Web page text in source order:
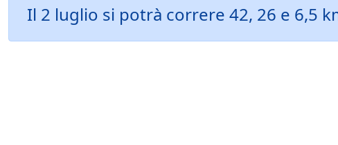
Il 2 luglio si potrà correre 42, 26 e 6,5